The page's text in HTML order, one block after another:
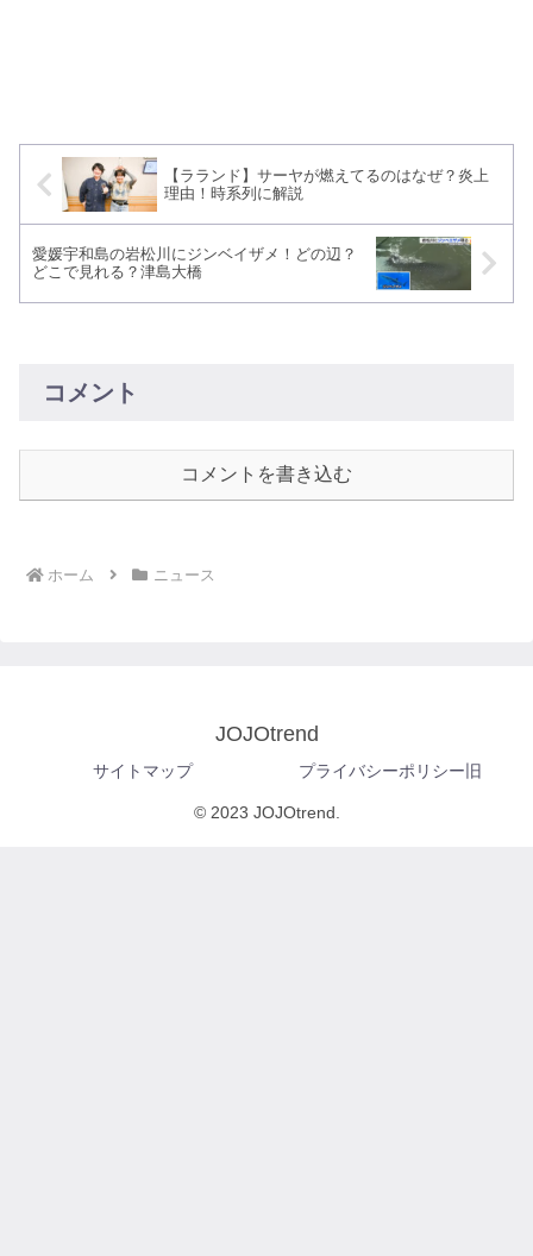
【ラランド】サーヤが燃えてるのはなぜ？炎上
理由！時系列に解説
愛媛宇和島の岩松川にジンベイザメ！どの辺？
どこで見れる？津島大橋
コメント
コメントを書き込む
ホーム ニュース
JOJOtrend
サイトマップ プライバシーポリシー旧
© 2023 JOJOtrend.